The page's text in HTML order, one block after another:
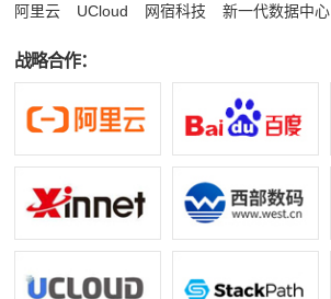
阿里云
UCloud 网宿科技 新一代数据中心
战略合作：